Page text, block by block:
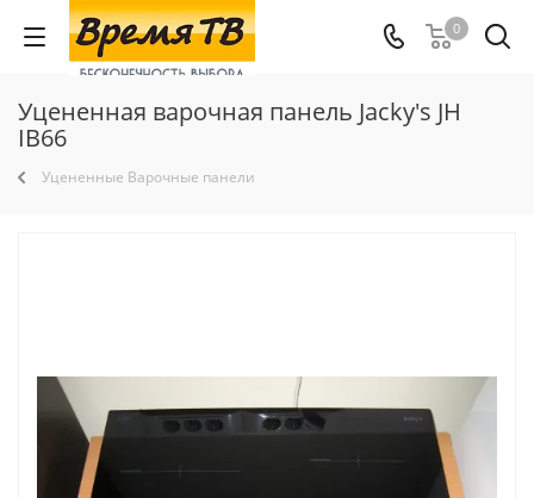
0
Уцененная варочная панель Jacky's JH
IB66
Уцененные Варочные панели